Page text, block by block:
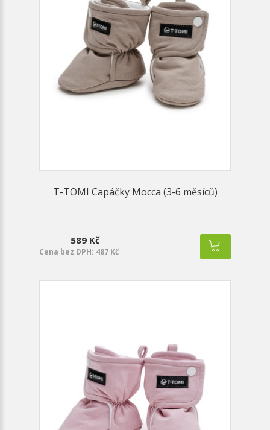
T-TOMI Capáčky Mocca (3-6 měsíců)
589 Kč
Cena bez DPH: 487 Kč